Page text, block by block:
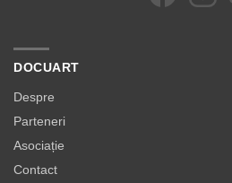
DOCUART
Despre
Parteneri
Asociație
Contact